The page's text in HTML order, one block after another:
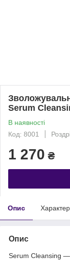
Serum
В наявності
Код: 8001
1 270 ₴
Опис
Опис
Serum Cleansing —